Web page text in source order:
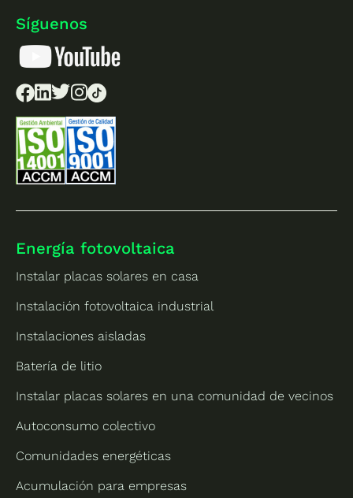
Síguenos
Energía fotovoltaica
Instalar placas solares en casa
Instalación fotovoltaica industrial
Instalaciones aisladas
Batería de litio
Instalar placas solares en una comunidad de vecinos
Autoconsumo colectivo
Comunidades energéticas
Acumulación para empresas